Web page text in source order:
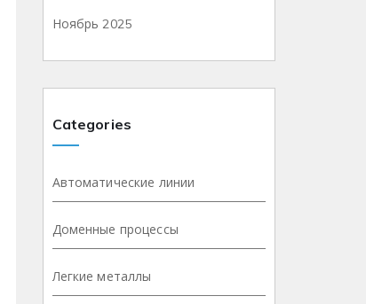
Ноябрь 2025
Categories
Автоматические линии
Доменные процессы
Легкие металлы